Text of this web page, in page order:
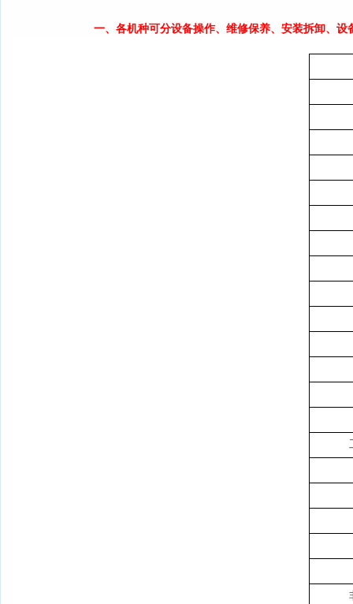
一、各机种可分设备操作、维修保养、 安装拆卸、设